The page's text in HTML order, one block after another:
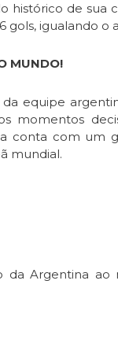
histórico de sua
gols, igualando o
MUNDO!
equipe
momentos
conta com um
mundial.
da Argentina